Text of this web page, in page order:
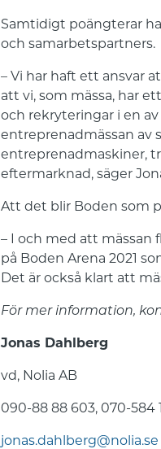
Samtidigt poängterar
och samarbetspartners.
– Vi har haft ett ansvar
att vi, som mässa, har
och rekryteringar i en
entreprenadmässan av
entreprenadmaskiner,
eftermarknad, säger
Att det blir Boden som
– I och med att mässan
på Boden Arena 2021
Det är också klart att
För mer information,
Jonas Dahlberg
vd, Nolia AB
090-88 88 603, 070-584
jonas.dahlberg@nolia.se